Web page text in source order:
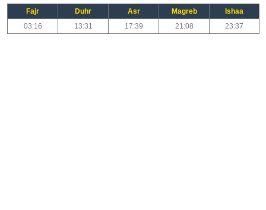
Fajr Duhr Asr Magreb
Ishaa
03:16
13:31 17:39 21:08 23:37